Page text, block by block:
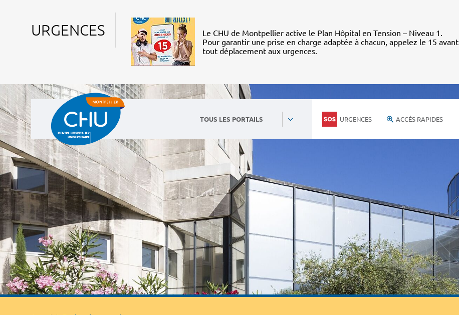
URGENCES
Le CHU de Montpellier active le Plan Hôpital en Tension – Niveau 1.
Pour garantir une prise en charge adaptée à chacun, appelez le 15 avant
tout déplacement aux urgences.
TOUS LES PORTAILS URGENCES ACCÈS RAPIDES